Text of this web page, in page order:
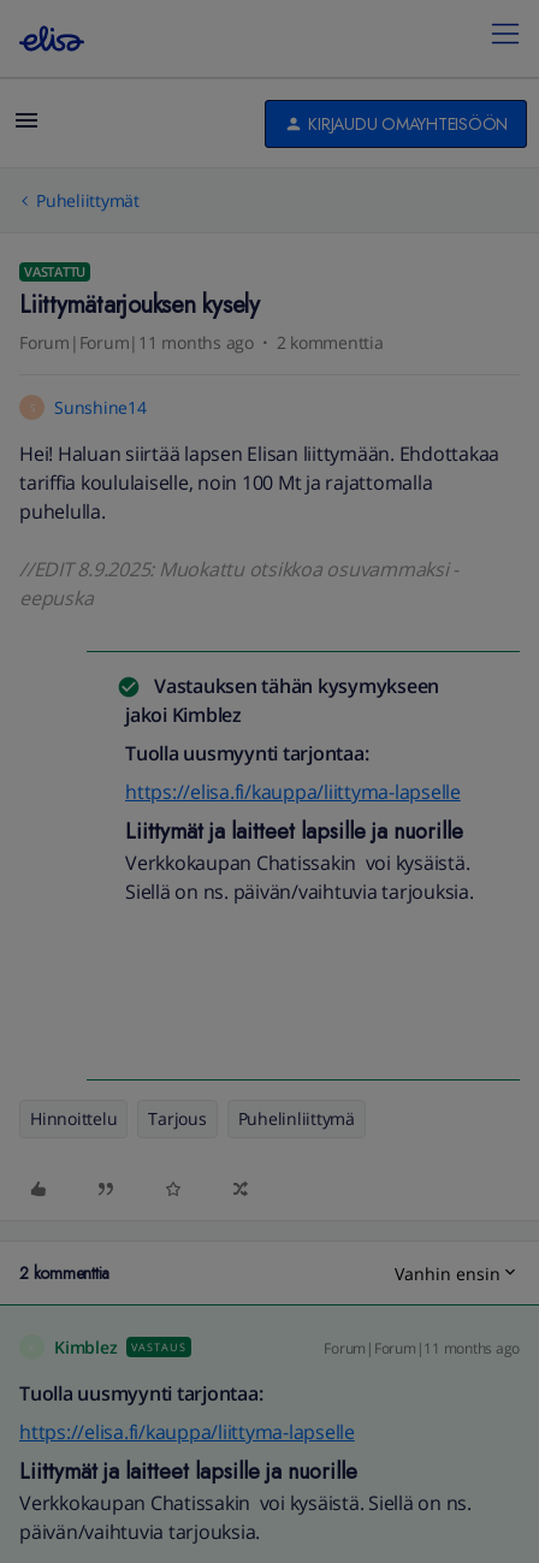
KIRJAUDU OMAYHTEISÖÖN
Puheliittymät
VASTATTU
Liittymätarjouksen kysely
Forum|Forum|11 months ago 2 kommenttia
S Sunshine14
Hei! Haluan siirtää lapsen Elisan liittymään. Ehdottakaa
tariffia koululaiselle, noin 100 Mt ja rajattomalla
puhelulla.
//EDIT 8.9.2025: Muokattu otsikkoa osuvammaksi -
eepuska
Vastauksen tähän kysymykseen
jakoi Kimblez
Tuolla uusmyynti tarjontaa:
https://elisa.fi/kauppa/liittyma-lapselle
Liittymät ja laitteet lapsille ja nuorille
Verkkokaupan Chatissakin voi kysäistä.
Siellä on ns. päivän/vaihtuvia tarjouksia.
Hinnoittelu Tarjous Puhelinliittymä
2 kommenttia Vanhin ensin
Kimblez VASTAUS Forum|Forum|11 months ago
Tuolla uusmyynti tarjontaa:
https://elisa.fi/kauppa/liittyma-lapselle
Liittymät ja laitteet lapsille ja nuorille
Verkkokaupan Chatissakin voi kysäistä. Siellä on ns.
päivän/vaihtuvia tarjouksia.